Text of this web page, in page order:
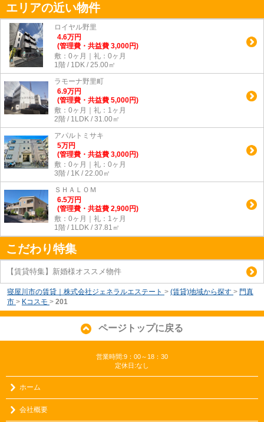
エリアの近い物件
ロイヤル野里
4.6万円
(管理費・共益費 3,000円)
敷：0ヶ月｜礼：0ヶ月
1階 / 1DK / 25.00㎡
ラモーナ野里町
6.9万円
(管理費・共益費 5,000円)
敷：0ヶ月｜礼：1ヶ月
2階 / 1LDK / 31.00㎡
アパルトミサキ
5万円
(管理費・共益費 3,000円)
敷：0ヶ月｜礼：0ヶ月
3階 / 1K / 22.00㎡
ＳＨＡＬＯＭ
6.5万円
(管理費・共益費 2,900円)
敷：0ヶ月｜礼：1ヶ月
1階 / 1LDK / 37.81㎡
こだわり特集
【賃貸特集】新婚様オススメ物件
寝屋川市の賃貸｜株式会社ジェネラルエステート > (賃貸)地域から探す > 門真
市 > Kコスモ > 201
ページトップに戻る
営業時間:9：00～18：30
定休日:なし
ホーム
会社概要